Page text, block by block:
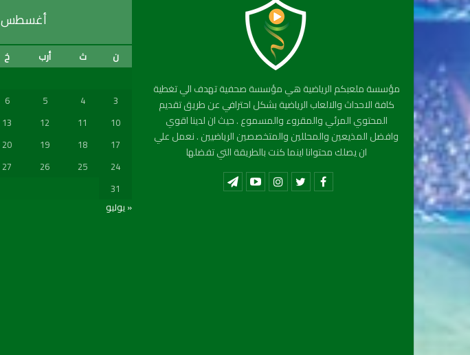
مؤسسة ملعبكم الرياضية هي مؤسسة صحفية تهدف الي تغطية
كافة الاحداث والالعاب الرياضية بشكل احترافي عن طريق تقديم
المحتوي المرئي والمقروء والمسموع . حيث ان لدينا اقوي
وافضل المذيعين والمحللين والمتخصصين الرياضيين . نعمل علي
ان يصلك محتوانا اينما كنت بالطريقة التي تفضلها
أغسطس 2026
ن ث أرب خ
3
4
5
6
10
11
12
13
17
18
19
20
24
25
26
27
31
« يوليو